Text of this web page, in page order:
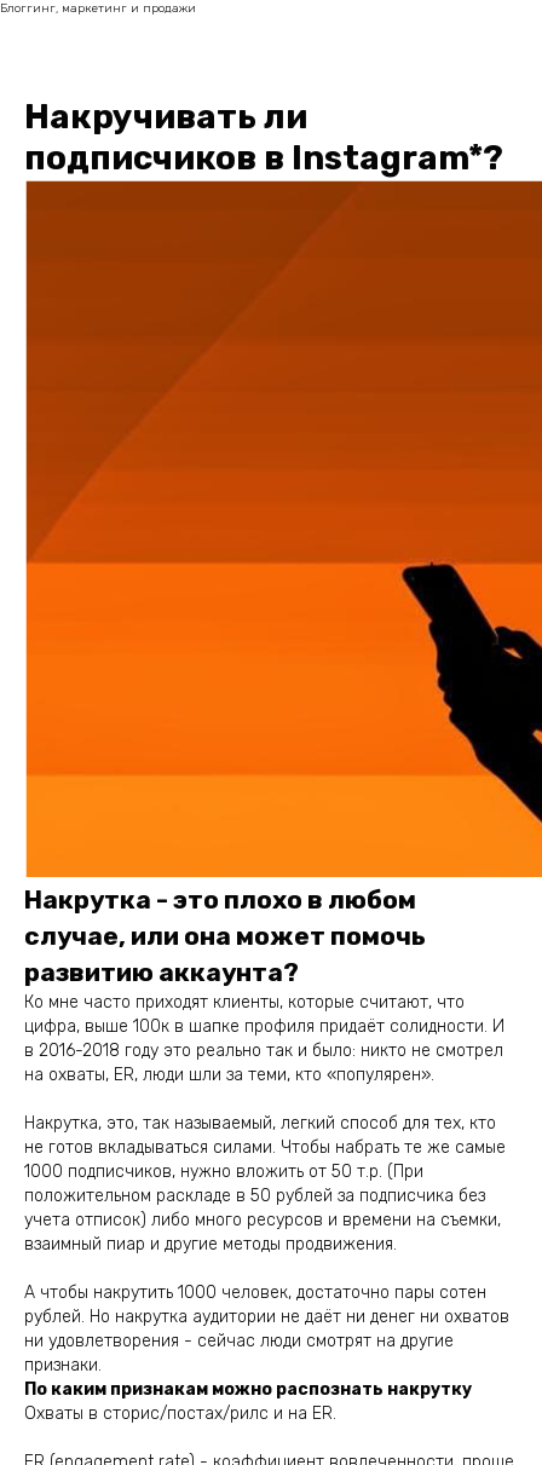
Блоггинг, маркетинг и продажи
Накручивать ли
подписчиков в Instagram*?
Накрутка - это плохо в любом
случае, или она может помочь
развитию аккаунта?
Ко мне часто приходят клиенты, которые считают, что
цифра, выше 100к в шапке профиля придаёт солидности. И
в 2016-2018 году это реально так и было: никто не смотрел
на охваты, ER, люди шли за теми, кто «популярен».
Накрутка, это, так называемый, легкий способ для тех, кто
не готов вкладываться силами. Чтобы набрать те же самые
1000 подписчиков, нужно вложить от 50 т.р. (При
положительном раскладе в 50 рублей за подписчика без
учета отписок) либо много ресурсов и времени на съемки,
взаимный пиар и другие методы продвижения.
А чтобы накрутить 1000 человек, достаточно пары сотен
рублей. Но накрутка аудитории не даёт ни денег ни охватов
ни удовлетворения - сейчас люди смотрят на другие
признаки.
По каким признакам можно распознать накрутку
Охваты в сторис/постах/рилс и на ER.